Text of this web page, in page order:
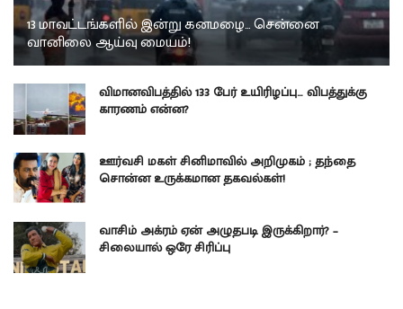
13 மாவட்டங்களில் இன்று கனமழை… சென்னை
வானிலை ஆய்வு மையம்!
விமானவிபத்தில் 133 பேர் உயிரிழப்பு… விபத்துக்கு
காரணம் என்ன?
ஊர்வசி மகள் சினிமாவில் அறிமுகம் ; தந்தை
சொன்ன உருக்கமான தகவல்கள்!
வாசிம் அக்ரம் ஏன் அழுதபடி இருக்கிறார்? –
சிலையால் ஒரே சிரிப்பு